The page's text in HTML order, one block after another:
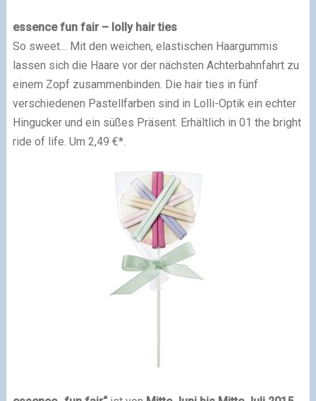
essence fun fair – lolly hair ties
So sweet… Mit den weichen, elastischen Haargummis
lassen sich die Haare vor der nächsten Achterbahnfahrt zu
einem Zopf zusammenbinden. Die hair ties in fünf
verschiedenen Pastellfarben sind in Lolli-Optik ein echter
Hingucker und ein süßes Präsent. Erhältlich in 01 the bright
ride of life. Um 2,49 €*.